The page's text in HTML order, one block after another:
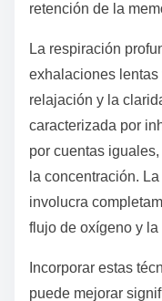
retención de la
La respiración
exhalaciones
relajación y la
caracterizada por
por cuentas
la concentración.
involucra
flujo de oxígeno y la
Incorporar estas
puede mejorar